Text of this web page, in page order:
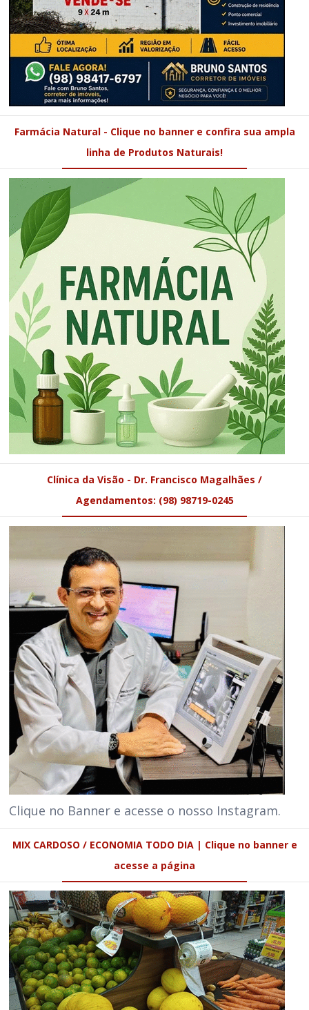
Farmácia Natural - Clique no banner e confira sua ampla
linha de Produtos Naturais!
Clínica da Visão - Dr. Francisco Magalhães /
Agendamentos: (98) 98719-0245
Clique no Banner e acesse o nosso Instagram.
MIX CARDOSO / ECONOMIA TODO DIA | Clique no banner e
acesse a página